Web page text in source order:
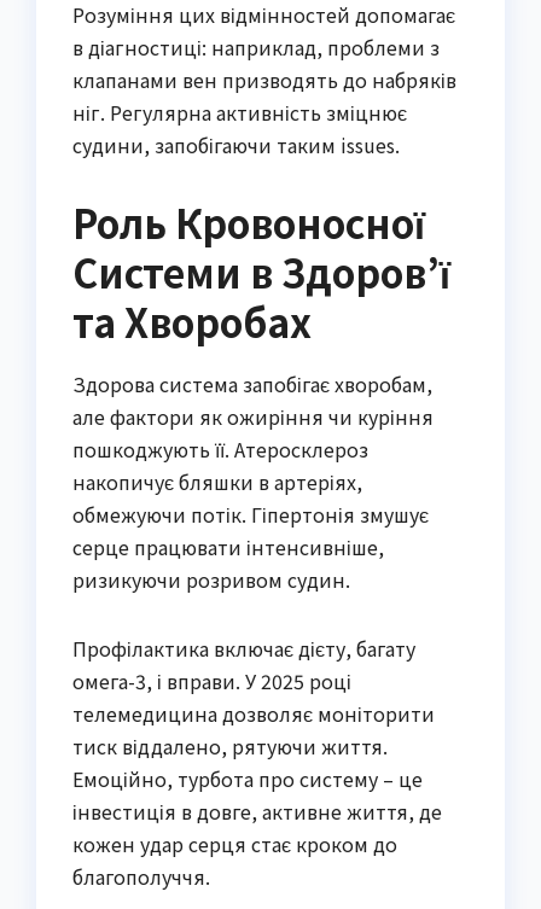
Розуміння цих відмінностей допомагає
в діагностиці: наприклад, проблеми з
клапанами вен призводять до набряків
ніг. Регулярна активність зміцнює
судини, запобігаючи таким issues.
Роль Кровоносної
Системи в Здоров’ї
та Хворобах
Здорова система запобігає хворобам,
але фактори як ожиріння чи куріння
пошкоджують її. Атеросклероз
накопичує бляшки в артеріях,
обмежуючи потік. Гіпертонія змушує
серце працювати інтенсивніше,
ризикуючи розривом судин.
Профілактика включає дієту, багату
омега-3, і вправи. У 2025 році
телемедицина дозволяє моніторити
тиск віддалено, рятуючи життя.
Емоційно, турбота про систему – це
інвестиція в довге, активне життя, де
кожен удар серця стає кроком до
благополуччя.